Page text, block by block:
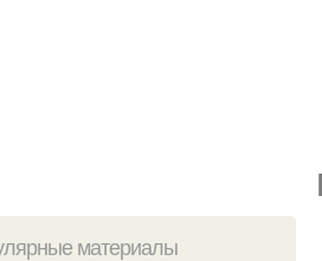
материалы